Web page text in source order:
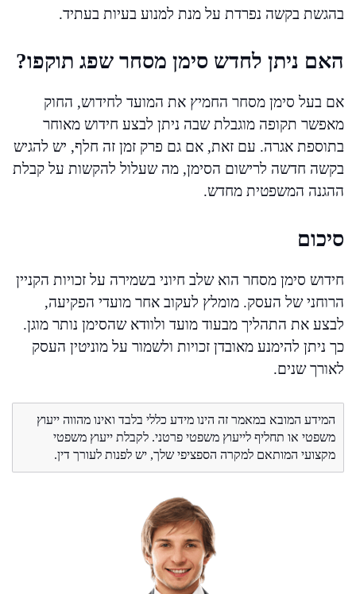
בהגשת בקשה נפרדת על מנת למנוע בעיות בעתיד.
האם ניתן לחדש סימן מסחר שפג תוקפו?
אם בעל סימן מסחר החמיץ את המועד לחידוש, החוק
מאפשר תקופה מוגבלת שבה ניתן לבצע חידוש מאוחר
בתוספת אגרה. עם זאת, אם גם פרק זמן זה חלף, יש להגיש
בקשה חדשה לרישום הסימן, מה שעלול להקשות על קבלת
ההגנה המשפטית מחדש.
סיכום
חידוש סימן מסחר הוא שלב חיוני בשמירה על זכויות הקניין
הרוחני של העסק. מומלץ לעקוב אחר מועדי הפקיעה,
לבצע את התהליך מבעוד מועד ולוודא שהסימן נותר מוגן.
כך ניתן להימנע מאובדן זכויות ולשמור על מוניטין העסק
לאורך שנים.
המידע המובא במאמר זה הינו מידע כללי בלבד ואינו מהווה ייעוץ
משפטי או תחליף לייעוץ משפטי פרטני. לקבלת ייעוץ משפטי
מקצועי המותאם למקרה הספציפי שלך, יש לפנות לעורך דין.